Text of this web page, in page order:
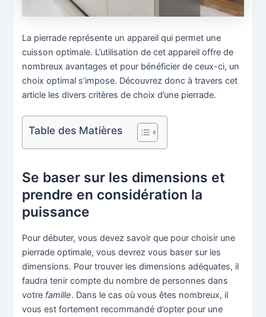
La pierrade représente un appareil qui permet une
cuisson optimale. L’utilisation de cet appareil offre de
nombreux avantages et pour bénéficier de ceux-ci, un
choix optimal s’impose. Découvrez donc à travers cet
article les divers critères de choix d’une pierrade.
Table des Matières
Se baser sur les dimensions et
prendre en considération la
puissance
Pour débuter, vous devez savoir que pour choisir une
pierrade optimale, vous devrez vous baser sur les
dimensions. Pour trouver les dimensions adéquates, il
faudra tenir compte du nombre de personnes dans
votre famille. Dans le cas où vous êtes nombreux, il
vous est fortement recommandé d’opter pour une